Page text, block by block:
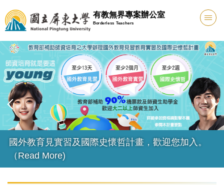
到
主
要
內
容
區
有教無界專案辦公室
Borderless Teachers
國外教育見實習及國際史懷哲計畫，歡迎您加入。
（Read More)